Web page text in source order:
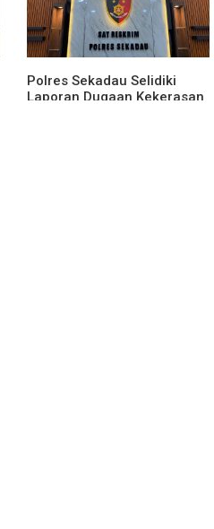
Polres Sekadau Selidiki
Laporan Dugaan Kekerasan